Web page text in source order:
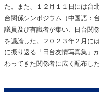
た。また、１２月１１日には台
台関係シンポジウム（中国語：
議員及び有識者が集い、日台関
を議論した。２０２３年２月に
に振り返る「日台友情写真集」
わってきた関係者に広く配布した